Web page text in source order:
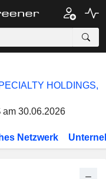
HOLDINGS,
am 30.06.2026
Netzwerk